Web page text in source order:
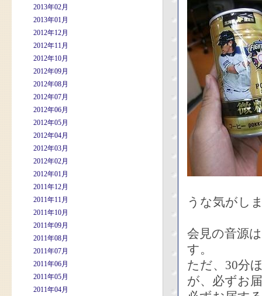
2013年02月
2013年01月
2012年12月
2012年11月
2012年10月
2012年09月
2012年08月
2012年07月
2012年06月
2012年05月
2012年04月
2012年03月
2012年02月
2012年01月
2011年12月
2011年11月
2011年10月
2011年09月
2011年08月
2011年07月
2011年06月
2011年05月
2011年04月
うな気がし
会見の音源
す。
ただ、30分
が、必ずお